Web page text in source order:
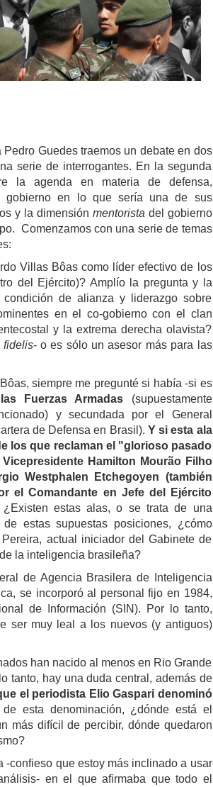
Guedes traemos un debate en dos
serie de interrogantes. En la segunda
la agenda en materia de defensa,
gobierno en lo que sería una de sus
y la dimensión mentorista del gobierno
Comenzamos con una serie de temas
Villas Bôas como líder efectivo de los
del Ejército)? Amplío la pregunta y la
de alianza y liderazgo sobre
en el co-gobierno con el clan
y la extrema derecha olavista?
fidelis- o es sólo un asesor más para las
siempre me pregunté si había -si es
Fuerzas Armadas (supuestamente
y secundada por el General
de Defensa en Brasil). Y si esta ala
los que reclaman el "glorioso pasado
Hamilton Mourão Filho
Westphalen Etchegoyen (también
el Comandante en Jefe del Ejército
¿Existen estas alas, o se trata de una
estas supuestas posiciones, ¿cómo
actual iniciador del Gabinete de
la inteligencia brasileña?
de Agencia Brasilera de Inteligencia
se incorporó al personal fijo en 1984,
de Información (SIN). Por lo tanto,
ser muy leal a los nuevos (y antiguos)
han nacido al menos en Rio Grande
tanto, hay una duda central, además de
el periodista Elio Gaspari denominó
esta denominación, ¿dónde está el
más difícil de percibir, dónde quedaron
-confieso que estoy más inclinado a usar
en el que afirmaba que todo el